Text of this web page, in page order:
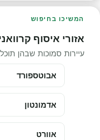
המשיכו בחיפוש
אזורי איסוף
עיירות סמוכות שבהן
אבוטספורד
אדמונטון
אוורט